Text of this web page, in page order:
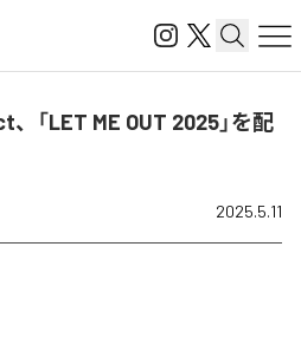
「LET ME OUT 2025」を配
2025.5.11